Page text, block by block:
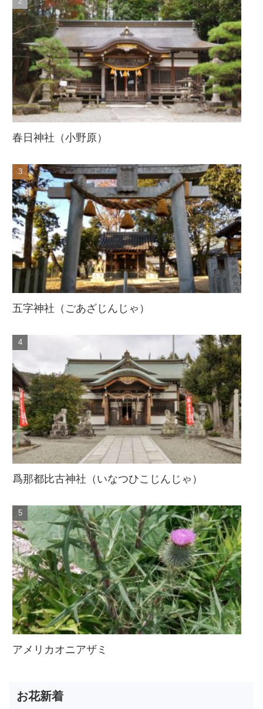
春日神社（小野原）
五字神社（ごあざじんじゃ）
爲那都比古神社（いなつひこじんじゃ）
アメリカオニアザミ
お花新着